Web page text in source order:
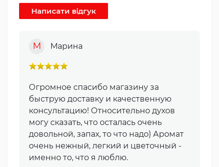
М Марина
Огромное спасибо магазину за
быструю доставку и качественную
консультацию! Относительно духов
могу сказать, что осталась очень
довольной, запах, то что надо) Аромат
очень нежный, легкий и цветочный -
именно то, что я люблю.